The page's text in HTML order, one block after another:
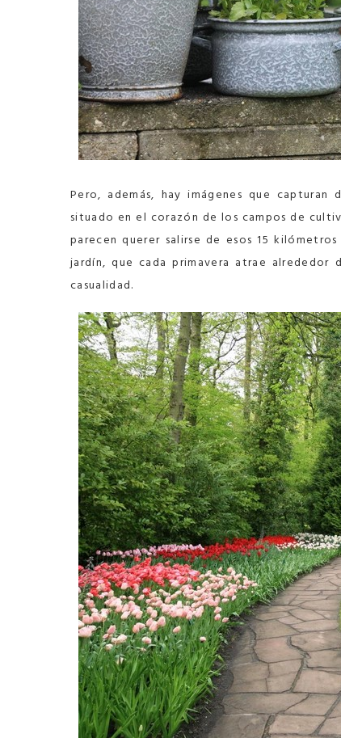
Pero, además, hay imágenes que
situado en el corazón de los campos de
parecen querer salirse de esos 15
jardín, que cada primavera atrae alrededor
casualidad.